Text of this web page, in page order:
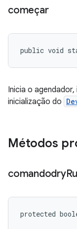
começar
public void
Inicia o
inicialização do
Métodos
comandodry
protected